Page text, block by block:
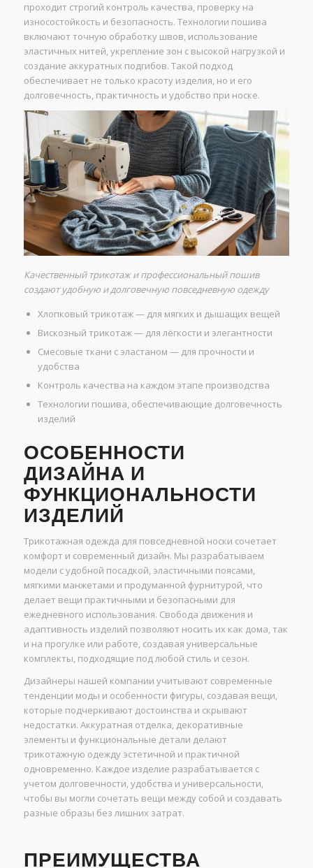
проходит строгий контроль качества, проверку на
износостойкость и безопасность. Технологии пошива
включают точную обработку швов, использование
эластичных нитей, укрепление зон с высокой нагрузкой и
создание аккуратных подгибов. Такой подход
обеспечивает не только красоту изделия, но и его
долговечность, практичность и удобство при носке.
Качественный трикотаж и профессиональный пошив
создают удобную и долговечную повседневную одежду
Хлопковый трикотаж — для мягких и дышащих вещей
Вискозный трикотаж — для лёгкости и элегантности
Смесовые ткани с эластаном — для прочности и
удобства
Контроль качества на каждом этапе производства
Технологии пошива, обеспечивающие долговечность
изделий
ОСОБЕННОСТИ
ДИЗАЙНА И
ФУНКЦИОНАЛЬНОСТИ
ИЗДЕЛИЙ
Трикотажная одежда для повседневной носки сочетает
комфорт и современный дизайн. Мы разрабатываем
модели с удобной посадкой, эластичными поясами,
мягкими манжетами и продуманной фурнитурой, что
делает вещи практичными и безопасными для
ежедневного использования. Свобода движения и
адаптивность изделий позволяют носить их как дома, так
и на прогулке или работе, создавая универсальные
комплекты, подходящие под любой стиль и сезон.
Дизайнеры нашей компании учитывают современные
тенденции моды и особенности фигуры, создавая вещи,
которые подчеркивают достоинства и скрывают
недостатки. Аккуратная отделка, декоративные
элементы и функциональные детали делают
трикотажную одежду эстетичной и практичной
одновременно. Каждое изделие разрабатывается с
учетом долговечности, удобства и универсальности,
чтобы вы могли сочетать вещи между собой и создавать
разные образы без лишних затрат.
ПРЕИМУЩЕСТВА